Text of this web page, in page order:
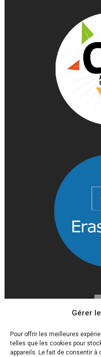
Gérer
Pour offrir les meilleures
telles que les cookies pour
appareils. Le fait de consentir